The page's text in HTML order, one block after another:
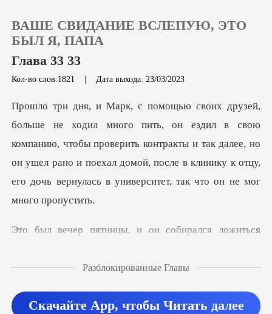
Пополнить
История чтения
Скачать приложение
ВАШЕ СВИДАНИЕ ВСЛЕПУЮ, ЭТО
БЫЛ Я, ПАПА
Глава 33 33
Кол-во слов:1821 | Дата выхода: 23/03/2023
вою
компанию, чтобы проверить контракты и так далее, но
он ушел рано и поехал домой, пос
собирался ложиться
Разблокированные Главы
Скачайте App, чтобы Читать далее